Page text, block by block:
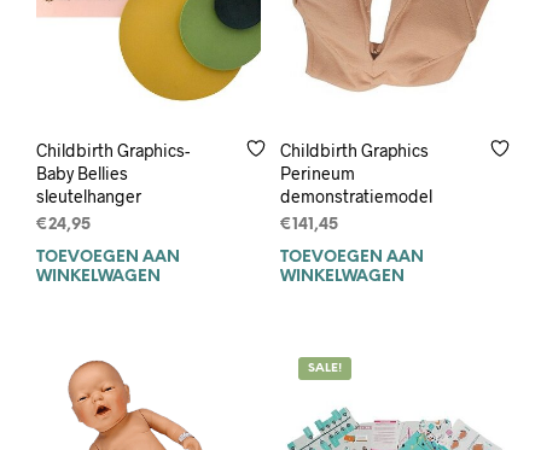
productpagina
Childbirth Graphics-
Baby Bellies
sleutelhanger
€24,95
TOEVOEGEN AAN
WINKELWAGEN
Childbirth Graphics
Perineum
demonstratiemodel
€141,45
TOEVOEGEN AAN
WINKELWAGEN
SALE!